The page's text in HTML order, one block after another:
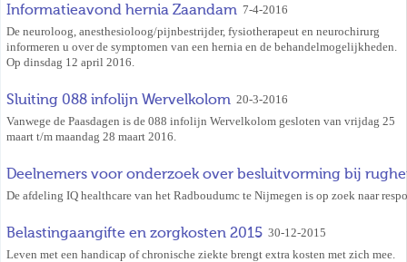
Informatieavond hernia Zaandam 7-4-2016
De neuroloog, anesthesioloog/pijnbestrijder, fysiotherapeut en neurochirurg
informeren u over de symptomen van een hernia en de behandelmogelijkheden.
Op dinsdag 12 april 2016.
Sluiting 088 infolijn Wervelkolom 20-3-2016
Vanwege de Paasdagen is de 088 infolijn Wervelkolom gesloten van vrijdag 25
maart t/m maandag 28 maart 2016.
Deelnemers voor onderzoek over besluitvorming bij
De afdeling IQ healthcare van het Radboudumc te Nijmegen is op zoek naar
Belastingaangifte en zorgkosten 2015 30-12-2015
Leven met een handicap of chronische ziekte brengt extra kosten met zich mee.